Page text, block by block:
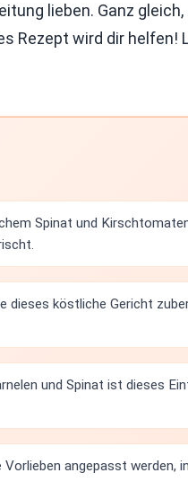
lieben. Ganz
Rezept wird dir helfen!
Spinat und
dieses köstliche Gericht
und Spinat ist dieses
angepasst werden,